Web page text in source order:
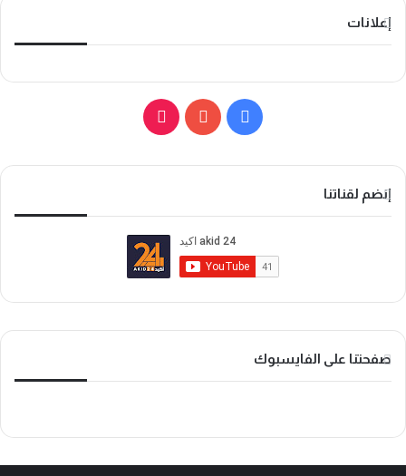
إعلانات
و
ك
و
ب
T
o
k
إنضم لقناتنا
صفحتنا على الفايسبوك